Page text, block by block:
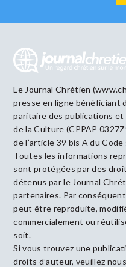
Le Journal Chrétien
presse en ligne bénéficiant
paritaire des publications
de la Culture (CPPAP
de l’article 39 bis A du
Toutes les informations
sont protégées par des
détenus par le Journal
partenaires. Par
peut être reproduite,
commercialement ou
soit.
Si vous trouvez une
droits d’auteur, veuillez